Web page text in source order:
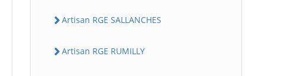
Artisan RGE SALLANCHES
Artisan RGE RUMILLY